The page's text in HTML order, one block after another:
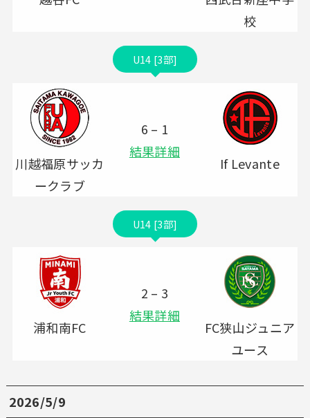
校
U14 [3部]
川越福原サッカ
ークラブ
6 – 1
結果詳細
If Levante
U14 [3部]
浦和南FC
2 – 3
結果詳細
FC狭山ジュニア
ユース
2026/5/9